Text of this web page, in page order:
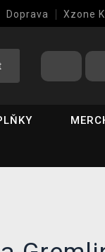
Doprava Xzone